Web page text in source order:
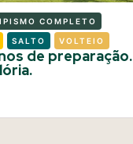
COMPLETO
SALTO VOLTEIO
de preparação.